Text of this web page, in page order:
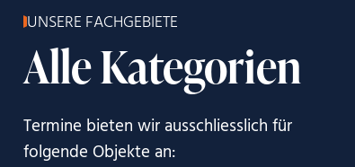
UNSERE FACHGEBIETE
Alle Kategorien
Termine bieten wir ausschliesslich für
folgende Objekte an: